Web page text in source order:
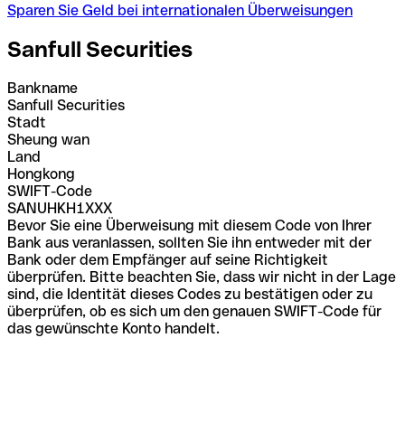
Sparen Sie Geld bei internationalen Überweisungen
Sanfull Securities
Bankname
Sanfull Securities
Stadt
Sheung wan
Land
Hongkong
SWIFT-Code
SANUHKH1XXX
Bevor Sie eine Überweisung mit diesem Code von Ihrer
Bank aus veranlassen, sollten Sie ihn entweder mit der
Bank oder dem Empfänger auf seine Richtigkeit
überprüfen. Bitte beachten Sie, dass wir nicht in der Lage
sind, die Identität dieses Codes zu bestätigen oder zu
überprüfen, ob es sich um den genauen SWIFT-Code für
das gewünschte Konto handelt.